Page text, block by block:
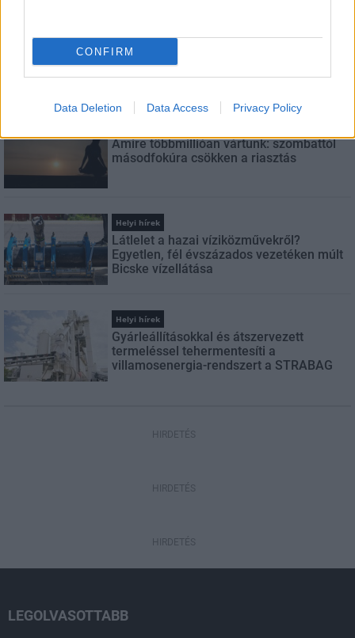
CONFIRM
Data Deletion Data Access Privacy Policy
Amire többmillióan vártunk: szombattól
másodfokúra csökken a riasztás
Helyi hírek
Látlelet a hazai víziközművekről?
Egyetlen, fél évszázados vezetéken múlt
Bicske vízellátása
Helyi hírek
Gyárleállításokkal és átszervezett
termeléssel tehermentesíti a
villamosenergia-rendszert a STRABAG
HIRDETÉS
HIRDETÉS
HIRDETÉS
LEGOLVASOTTABB